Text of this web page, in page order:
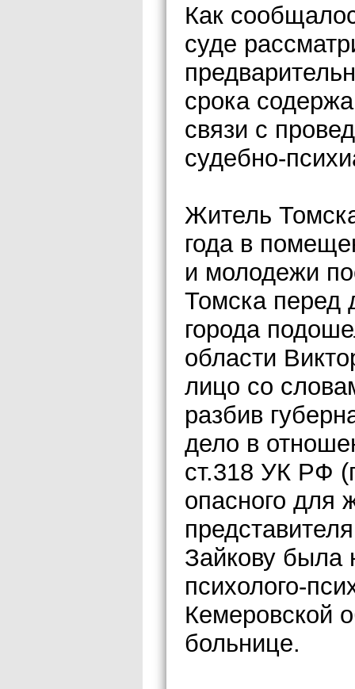
Как
суде
срока
связи с
судебно-
Житель
года в
и молодежи
Томска перед
города
области
лицо со
разбив
дело в
ст.318 УК РФ
опасного для
Зайкову была
психолого-
Кемеровской
больнице.